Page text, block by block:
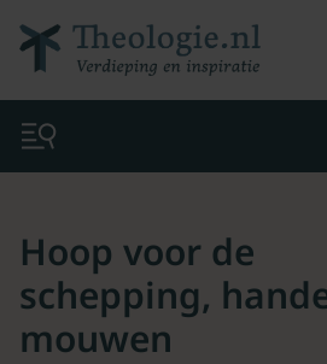
Hoop voor de
schepping,
mouwen